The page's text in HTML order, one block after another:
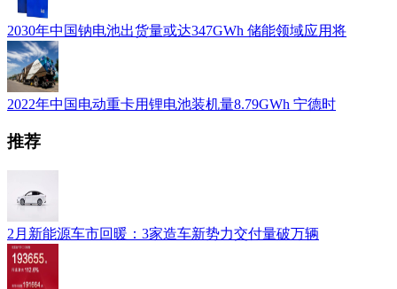
2030年中国钠电池出货量或达347GWh 储能领域应用将
2022年中国电动重卡用锂电池装机量8.79GWh 宁德时
推荐
2月新能源车市回暖：3家造车新势力交付量破万辆